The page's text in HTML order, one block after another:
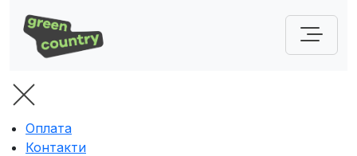
Оплата
Контакти